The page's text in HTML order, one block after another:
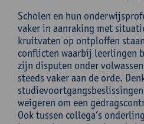
Scholen en hun
vaker in aanraking met
kruitvaten op ontploffen
conflicten waarbij leerlingen
zijn disputen onder
steeds vaker aan de orde.
weigeren om een
Ook tussen collega’s